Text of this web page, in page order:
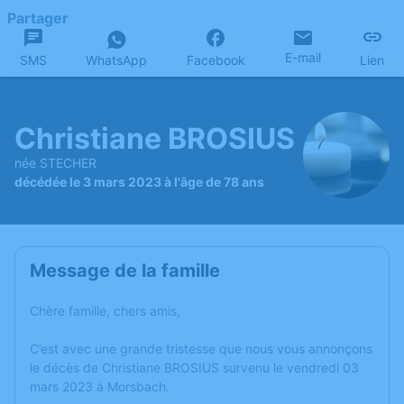
Partager
SMS WhatsApp Facebook E-mail Lien
Christiane BROSIUS
née STECHER
décédée le 3 mars 2023 à l'âge de 78 ans
Message de la famille
Chère famille, chers amis,
C’est avec une grande tristesse que nous vous annonçons
le décès de Christiane BROSIUS survenu le vendredi 03
mars 2023 à Morsbach.